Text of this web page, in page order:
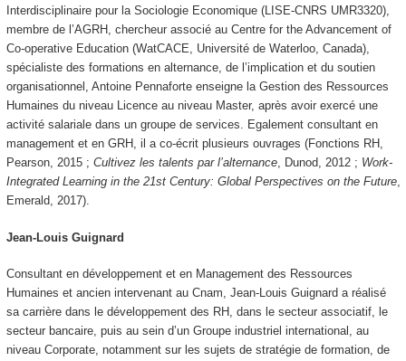
Interdisciplinaire pour la Sociologie Economique (LISE-CNRS UMR3320),
membre de l’AGRH, chercheur associé au Centre for the Advancement of
Co-operative Education (WatCACE, Université de Waterloo, Canada),
spécialiste des formations en alternance, de l’implication et du soutien
organisationnel, Antoine Pennaforte enseigne la Gestion des Ressources
Humaines du niveau Licence au niveau Master, après avoir exercé une
activité salariale dans un groupe de services. Egalement consultant en
management et en GRH, il a co-écrit plusieurs ouvrages (Fonctions RH,
Pearson, 2015 ; Cultivez les talents par l’alternance, Dunod, 2012 ; Work-
Integrated Learning in the 21st Century: Global Perspectives on the Future,
Emerald, 2017).
Jean-Louis Guignard
Consultant en développement et en Management des Ressources
Humaines et ancien intervenant au Cnam, Jean-Louis Guignard a réalisé
sa carrière dans le développement des RH, dans le secteur associatif, le
secteur bancaire, puis au sein d’un Groupe industriel international, au
niveau Corporate, notamment sur les sujets de stratégie de formation, de